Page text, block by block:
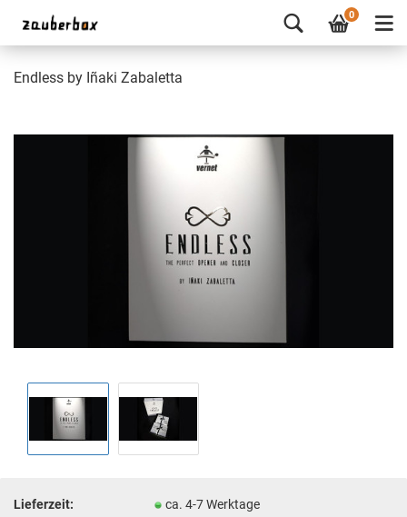
0
Endless by Iñaki Zabaletta
Lieferzeit: ca. 4-7 Werktage